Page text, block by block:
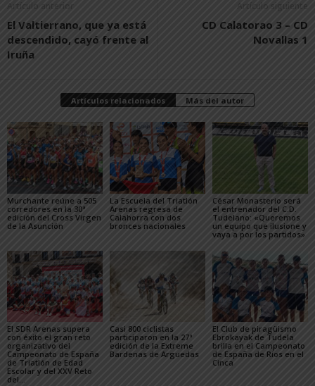
Artículo anterior
El Valtierrano, que ya está
descendido, cayó frente al
Iruña
Artículo siguiente
CD Calatorao 3 – CD
Novallas 1
Artículos relacionados Más del autor
Murchante reúne a 505
corredores en la 30ª
edición del Cross Virgen
de la Asunción
La Escuela del Triatlón
Arenas regresa de
Calahorra con dos
bronces nacionales
César Monasterio será
el entrenador del C.D.
Tudelano: «Queremos
un equipo que ilusione y
vaya a por los partidos»
El SDR Arenas supera
con éxito el gran reto
organizativo del
Campeonato de España
de Triatlón de Edad
Escolar y del XXV Reto
del...
Casi 800 ciclistas
participaron en la 27ª
edición de la Extreme
Bardenas de Arguedas
El Club de piragüismo
Ebrokayak de Tudela
brilla en el Campeonato
de España de Ríos en el
Cinca